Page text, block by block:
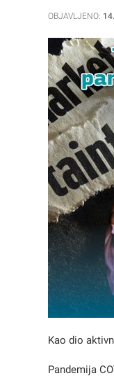
OBJAVLJENO:
Kao dio
Pandemija